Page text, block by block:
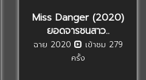
Miss Danger (2020)
ยอดจารชนสาว..
ฉาย 2020
เข้าชม 279
ครั้ง